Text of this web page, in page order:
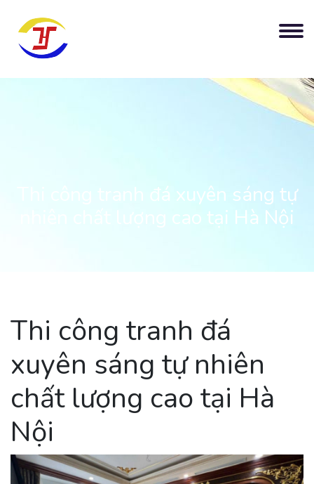
Thi công tranh đá xuyên sáng tự
nhiên chất lượng cao tại Hà Nội
Thi công tranh đá
xuyên sáng tự nhiên
chất lượng cao tại Hà
Nội